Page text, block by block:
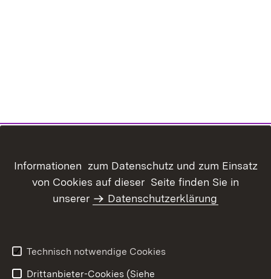
Informationen zum Datenschutz und zum Einsatz
von Cookies auf dieser Seite finden Sie in
unserer
Datenschutzerklärung
Technisch notwendige Cookies
Drittanbieter-Cookies (Siehe